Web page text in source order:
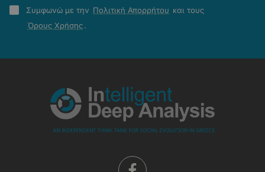
Πολιτική
Απορρήτου
Συμφωνώ με την Πολιτική Απορρήτου και τους
Όρους Χρήσης.